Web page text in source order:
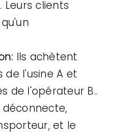
Leurs clients
Ils achètent
de l'usine A et
de l'opérateur B..
déconnecte,
et le